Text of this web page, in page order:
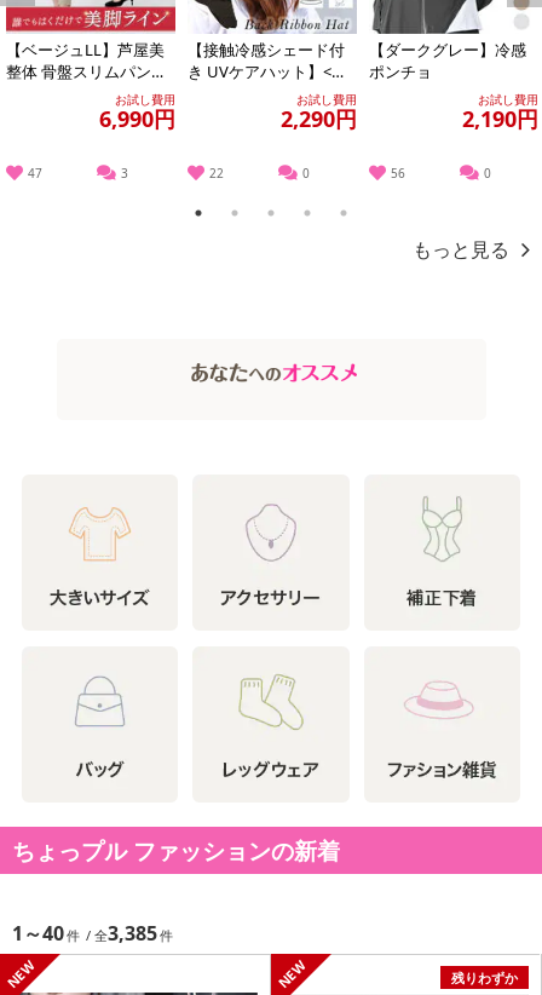
Previous
【ベージュLL】芦屋美
整体 骨盤スリムパンツ
お試し費用
6,990円
47 3
【接触冷感シェード付
き UVケアハット】<ブ
ラック >あご紐つきのお
しゃれなツバ...
お試し費用
2,290円
22 0
【ダークグレー】冷感
ポンチョ
お試し費用
2,190円
56 0
Next
1 2 3 4 5
もっと見る
ちょっプル ファッションの新着
1～40 3,385
残りわずか